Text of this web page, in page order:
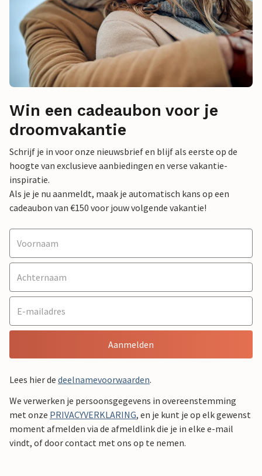
Win een cadeaubon voor je
droomvakantie
Schrijf je in voor onze nieuwsbrief en blijf als eerste op de
hoogte van exclusieve aanbiedingen en verse vakantie-
inspiratie.
Als je je nu aanmeldt, maak je automatisch kans op een
cadeaubon van €150 voor jouw volgende vakantie!
Aanmelden
Lees hier de deelnamevoorwaarden.
We verwerken je persoonsgegevens in overeenstemming
met onze PRIVACYVERKLARING, en je kunt je op elk gewenst
moment afmelden via de afmeldlink die je in elke e-mail
vindt, of door contact met ons op te nemen.